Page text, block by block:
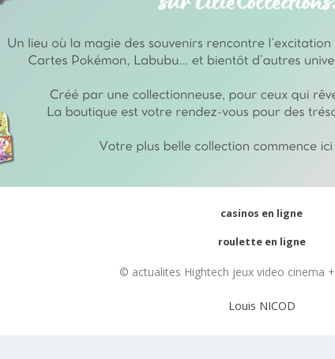
casinos en ligne
roulette en ligne
© actualites Hightech jeux video cinema +
Louis NICOD